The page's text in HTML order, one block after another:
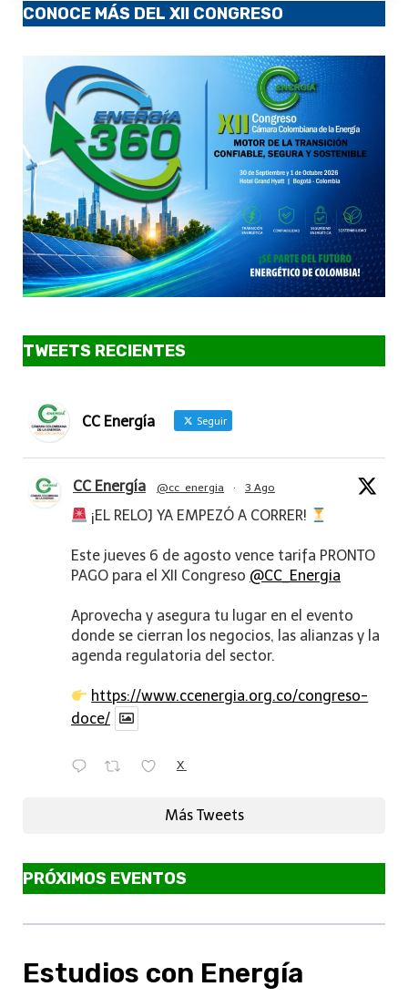
CONOCE MÁS DEL XII CONGRESO
TWEETS RECIENTES
CC Energía Seguir
CC Energía @cc_energia · 3 Ago
¡EL RELOJ YA EMPEZÓ A CORRER!
Este jueves 6 de agosto vence tarifa PRONTO
PAGO para el XII Congreso @CC_Energia
Aprovecha y asegura tu lugar en el evento
donde se cierran los negocios, las alianzas y la
agenda regulatoria del sector.
https://www.ccenergia.org.co/congreso-
doce/
X
Más Tweets
PRÓXIMOS EVENTOS
Estudios con Energía